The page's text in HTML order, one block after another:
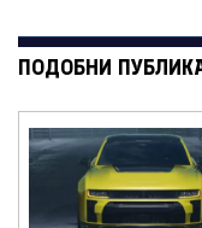
ПОДОБНИ